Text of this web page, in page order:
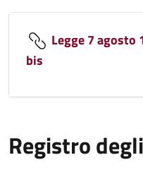
Legge 7 agosto
bis
Registro